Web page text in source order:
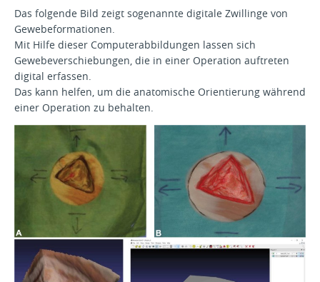
Das folgende Bild zeigt sogenannte digitale Zwillinge von
Gewebeformationen.
Mit Hilfe dieser Computerabbildungen lassen sich
Gewebeverschiebungen, die in einer Operation auftreten
digital erfassen.
Das kann helfen, um die anatomische Orientierung während
einer Operation zu behalten.